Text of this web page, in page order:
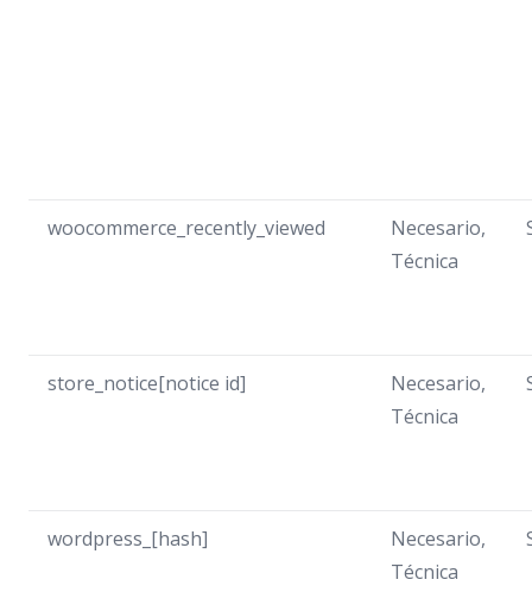
woocommerce_recently_viewed
Necesario,
Técnica
store_notice[notice id]
Necesario,
Técnica
wordpress_[hash]
Necesario,
Técnica